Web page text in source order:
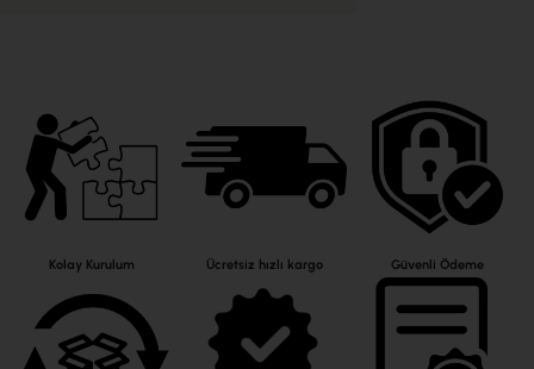
Kolay Kurulum Ücretsiz hızlı kargo Güvenli Ödeme